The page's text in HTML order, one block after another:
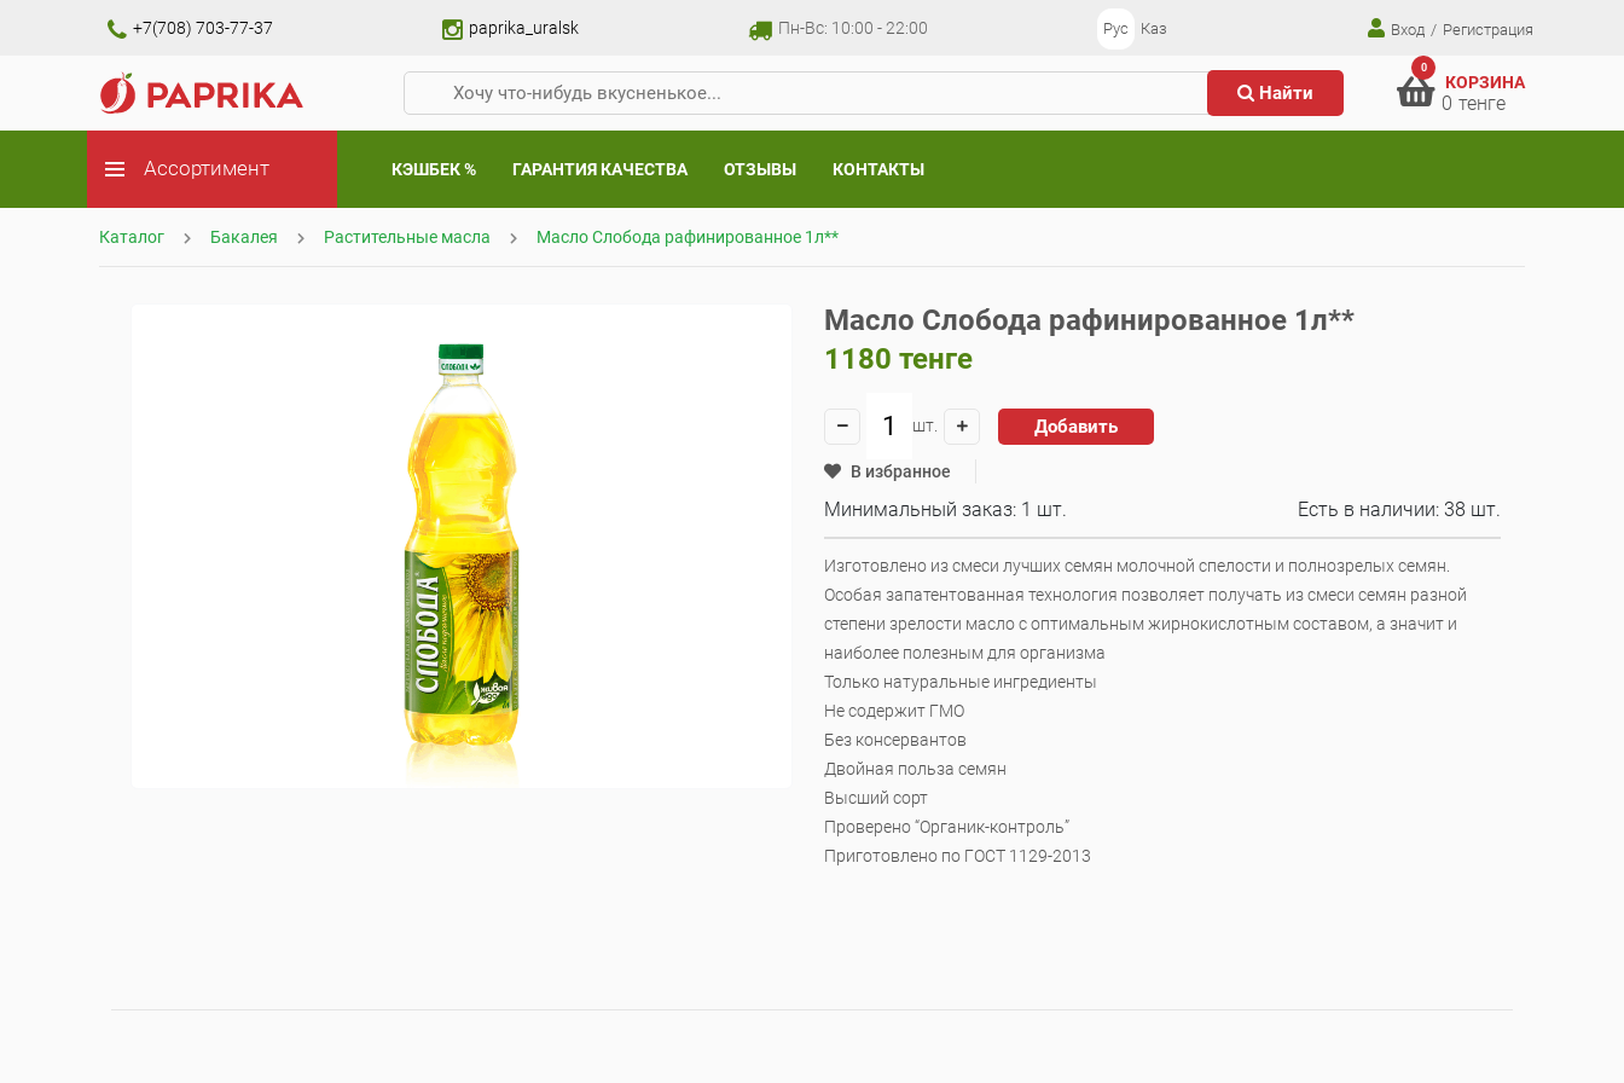
+7(708) 703-77-37 paprika_uralsk Пн-Вс: 10:00 - 22:00 Рус Каз Вход / Регистрация
Найти
0
КОРЗИНА
0 тенге
Ассортимент КЭШБЕК % ГАРАНТИЯ КАЧЕСТВА ОТЗЫВЫ КОНТАКТЫ
Каталог Бакалея Растительные масла Масло Слобода рафинированное 1л**
Масло Слобода рафинированное 1л**
1180 тенге
шт. Добавить
В избранное
Минимальный заказ: 1 шт. Есть в наличии: 38 шт.
Изготовлено из смеси лучших семян молочной спелости и полнозрелых семян.
Особая запатентованная технология позволяет получать из смеси семян разной
степени зрелости масло с оптимальным жирнокислотным составом, а значит и
наиболее полезным для организма
Только натуральные ингредиенты
Не содержит ГМО
Без консервантов
Двойная польза семян
Высший сорт
Проверено “Органик-контроль”
Приготовлено по ГОСТ 1129-2013